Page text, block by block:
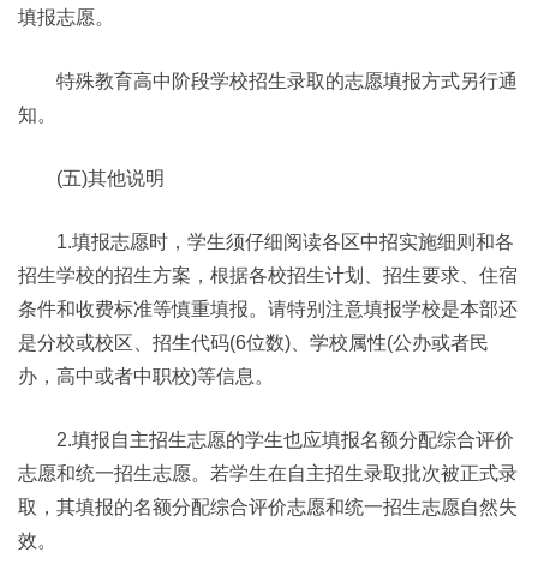
填报志愿。
特殊教育高中阶段学校招生录取的志愿填报方式另行通
知。
(五)其他说明
1.填报志愿时，学生须仔细阅读各区中招实施细则和各
招生学校的招生方案，根据各校招生计划、招生要求、住宿
条件和收费标准等慎重填报。请特别注意填报学校是本部还
是分校或校区、招生代码(6位数)、学校属性(公办或者民
办，高中或者中职校)等信息。
2.填报自主招生志愿的学生也应填报名额分配综合评价
志愿和统一招生志愿。若学生在自主招生录取批次被正式录
取，其填报的名额分配综合评价志愿和统一招生志愿自然失
效。